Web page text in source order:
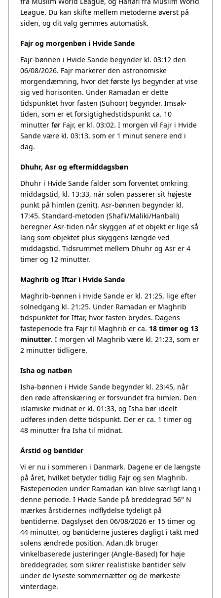
League. Du kan skifte mellem metoderne øverst på
siden, og dit valg gemmes automatisk.
Fajr og morgenbøn i Hvide Sande
Fajr-bønnen i Hvide Sande begynder kl. 03:12 den
06/08/2026. Fajr markerer den astronomiske
morgendæmring, hvor det første lys begynder at vise
sig ved horisonten. Under Ramadan er dette
tidspunktet hvor fasten (Suhoor) begynder. Imsak-
tiden, som er et forsigtighedstidspunkt ca. 10
minutter før Fajr, er kl. 03:02. I morgen vil Fajr i Hvide
Sande være kl. 03:13, som er 1 minut senere end i
dag.
Dhuhr, Asr og eftermiddagsbøn
Dhuhr i Hvide Sande falder som forventet omkring
middagstid, kl. 13:33, når solen passerer sit højeste
punkt på himlen (zenit). Asr-bønnen begynder kl.
17:45. Standard-metoden (Shafii/Maliki/Hanbali)
beregner Asr-tiden når skyggen af et objekt er lige så
lang som objektet plus skyggens længde ved
middagstid. Tidsrummet mellem Dhuhr og Asr er 4
timer og 12 minutter.
Maghrib og Iftar i Hvide Sande
Maghrib-bønnen i Hvide Sande er kl. 21:25, lige efter
solnedgang kl. 21:25. Under Ramadan er Maghrib
tidspunktet for Iftar, hvor fasten brydes. Dagens
fasteperiode fra Fajr til Maghrib er ca. 18 timer og 13
minutter. I morgen vil Maghrib være kl. 21:23, som er
2 minutter tidligere.
Isha og natbøn
Isha-bønnen i Hvide Sande begynder kl. 23:45, når
den røde aftenskæring er forsvundet fra himlen. Den
islamiske midnat er kl. 01:33, og Isha bør ideelt
udføres inden dette tidspunkt. Der er ca. 1 timer og
48 minutter fra Isha til midnat.
Årstid og bøntider
Vi er nu i sommeren i Danmark. Dagene er de længste
på året, hvilket betyder tidlig Fajr og sen Maghrib.
Fasteperioden under Ramadan kan blive særligt lang i
denne periode. I Hvide Sande på breddegrad 56° N
mærkes årstidernes indflydelse tydeligt på
bøntiderne. Dagslyset den 06/08/2026 er 15 timer og
44 minutter, og bøntiderne justeres dagligt i takt med
solens ændrede position. Adan.dk bruger
vinkelbaserede justeringer (Angle-Based) for høje
breddegrader, som sikrer realistiske bøntider selv
under de lyseste sommernætter og de mørkeste
vinterdage.